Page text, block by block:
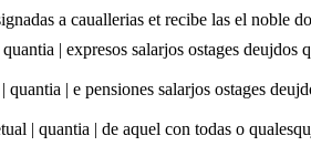
a cauallerias et recibe las el noble
| expresos salarjos ostages deujdos
| e pensiones salarjos ostages
| quantia | de aquel con todas o